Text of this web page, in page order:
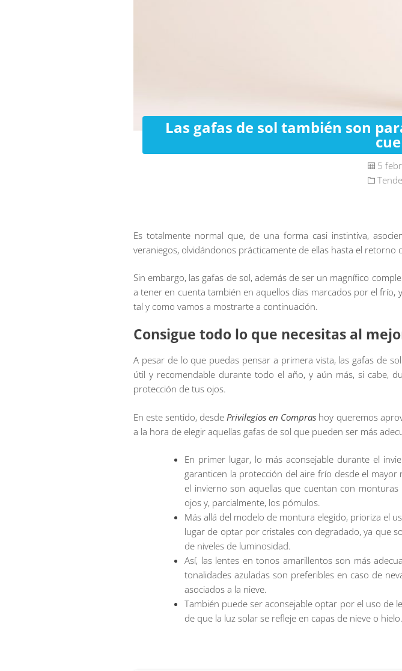
Las gafas de sol también son
5
Es totalmente normal que, de una forma casi instintiva,
veraniegos, olvidándonos prácticamente de ellas hasta el retorno
Sin embargo, las gafas de sol, además de ser un magnífico
a tener en cuenta también en aquellos días marcados por el
tal y como vamos a mostrarte a continuación.
Consigue todo lo que necesitas al
A pesar de lo que puedas pensar a primera vista, las gafas de
útil y recomendable durante todo el año, y aún más, si cabe,
protección de tus ojos.
En este sentido, desde Privilegios en Compras hoy queremos
a la hora de elegir aquellas gafas de sol que pueden ser más
En primer lugar, lo más aconsejable durante el
garanticen la protección del aire frío desde el
el invierno son aquellas que cuentan con
ojos y, parcialmente, los pómulos.
Más allá del modelo de montura elegido, prioriza el
lugar de optar por cristales con degradado, ya que
de niveles de luminosidad.
Así, las lentes en tonos amarillentos son más
tonalidades azuladas son preferibles en caso de
asociados a la nieve.
También puede ser aconsejable optar por el uso de
de que la luz solar se refleje en capas de nieve o hielo.